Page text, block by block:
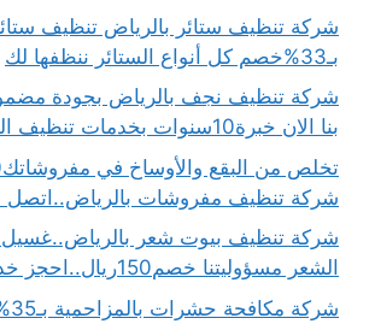
شركة تنظيف ستائر بالرياض تنظيف
بـ33%خصم كل أنواع الستائر ننظفها لك
بنا الان خبرة10سنوات بخدمات تنظيف النجف
شركة تنظيف مفروشات بالرياض..اتصل
شركة تنظيف بيوت شعر بالرياض..غسيل
الشعر مسؤوليتنا خصم150ريال..احجز خدمتك الان